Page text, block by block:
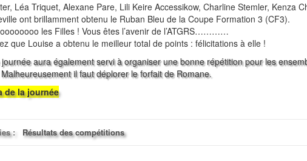
Léa Triquet, Alexane Pare, Lili Keire Accessikow, Charline Stemler, Kenza
ont brillamment obtenu le Ruban Bleu de la Coupe Formation 3 (CF3).
les Filles ! Vous êtes l’avenir de l’ATGRS…………
que Louise a obtenu le meilleur total de points : félicitations à elle !
aura également servi à organiser une bonne répétition pour les
il faut déplorer le forfait de Romane.
de la journée
: Résultats des compétitions